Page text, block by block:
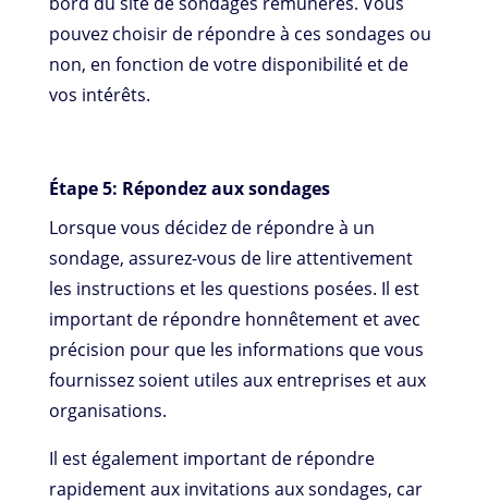
pouvez choisir de répondre à ces sondages ou
non, en fonction de votre disponibilité et de
vos intérêts.
Étape 5: Répondez aux sondages
Lorsque vous décidez de répondre à un
sondage, assurez-vous de lire attentivement
les instructions et les questions posées. Il est
important de répondre honnêtement et avec
précision pour que les informations que vous
fournissez soient utiles aux entreprises et aux
organisations.
Il est également important de répondre
rapidement aux invitations aux sondages, car